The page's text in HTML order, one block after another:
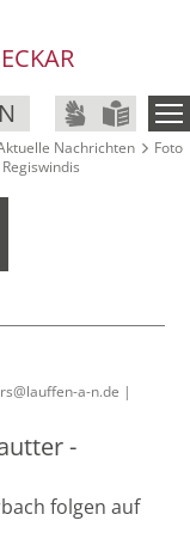
Nachrichten
Foto
a-n.de |
-
folgen auf